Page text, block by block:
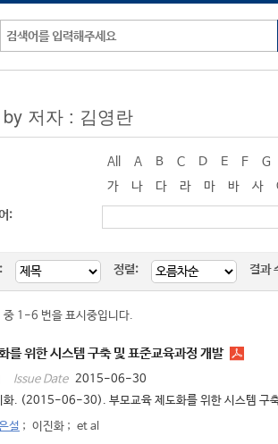
저자 : 김영란
All A B C D E F G
가
나 다 라 마 바 사
:
정렬: 결과
중 1-6 번을 표시중입니다.
를 위한 시스템 구축 및 표준교육과정 개발
Issue Date 2015-06-30
화. (2015-06-30). 부모교육 제도화를 위한 시스템 구
설 ; 이진화 ; et al